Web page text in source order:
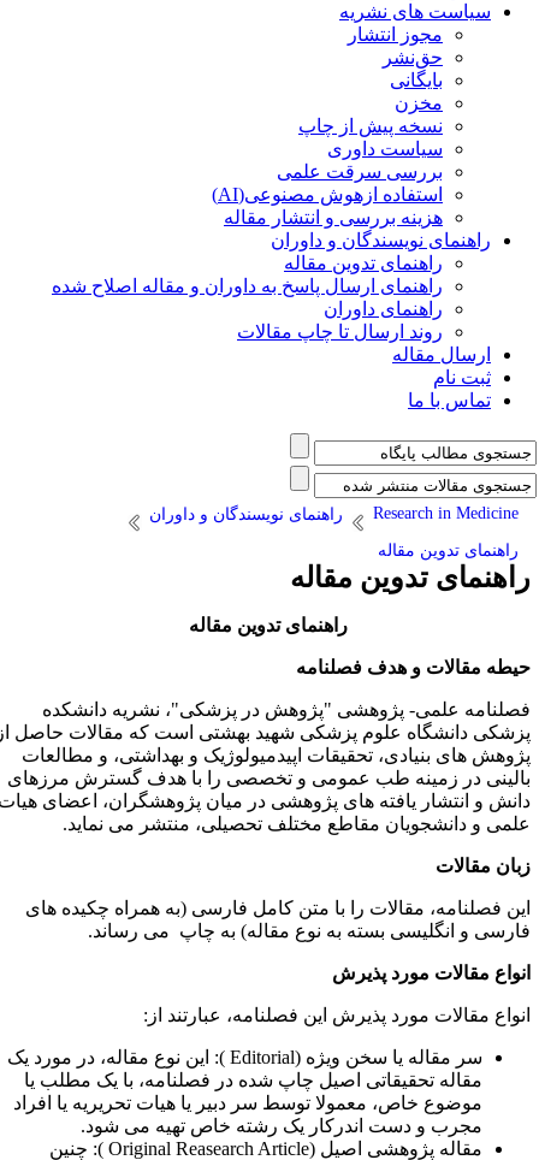
سیاست های نشریه
مجوز انتشار
حق‌نشر
بایگانی
مخزن
نسخه پیش از چاپ
سیاست داوری
بررسی سرقت علمی
استفاده ازهوش مصنوعی(AI)
هزینه بررسی و انتشار مقاله
راهنمای نویسندگان و داوران
راهنمای تدوین مقاله
راهنمای ارسال پاسخ به داوران و مقاله اصلاح شده
راهنمای داوران
روند ارسال تا چاپ مقالات
ارسال مقاله
ثبت نام
تماس با ما
Research in Medicine
راهنمای نویسندگان و داوران
راهنمای تدوین مقاله
تدوین مقاله
راهنمای تدوین مقاله
مقالات و هدف فصلنامه
علمی- پژوهشی "پژوهش در پزشکی"، نشریه دانشکده
دانشگاه علوم پزشکی شهید بهشتی است که مقالات حاصل از
های بنیادی، تحقیقات اپیدمیولوژیک و بهداشتی، و مطالعات
در زمینه طب عمومی و تخصصی را با هدف گسترش مرزهای
و انتشار یافته های پژوهشی در میان پژوهشگران، اعضای هیات
و دانشجویان مقاطع مختلف تحصیلی، منتشر می نماید.
مقالات
فصلنامه، مقالات را با متن کامل فارسی (به همراه چکیده های
و انگلیسی بسته به نوع مقاله) به چاپ می رساند.
مقالات مورد پذیرش
مقالات مورد پذیرش این فصلنامه، عبارتند از:
سر مقاله یا سخن ویژه (Editorial): این نوع مقاله، در مورد یک
مقاله تحقیقاتی اصیل چاپ شده در فصلنامه، با یک مطلب یا
موضوع خاص، معمولا توسط سر دبیر یا هیات تحریریه یا افراد
مجرب و دست اندرکار یک رشته خاص تهیه می شود.
مقاله پژوهشی اصیل ( Original Reasearch Article): چنین